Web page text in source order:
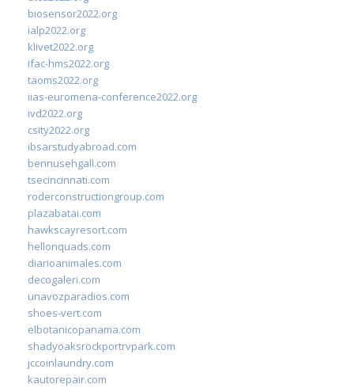
biosensor2022.org
ialp2022.org
klivet2022.org
ifac-hms2022.org
taoms2022.org
iias-euromena-conference2022.org
ivd2022.org
csity2022.org
ibsarstudyabroad.com
bennusehgall.com
tsecincinnati.com
roderconstructiongroup.com
plazabatai.com
hawkscayresort.com
hellonquads.com
diarioanimales.com
decogaleri.com
unavozparadios.com
shoes-vert.com
elbotanicopanama.com
shadyoaksrockportrvpark.com
jccoinlaundry.com
kautorepair.com